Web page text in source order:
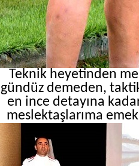
Teknik heyetinden
gündüz demeden,
en ince detayına
meslektaşlarıma